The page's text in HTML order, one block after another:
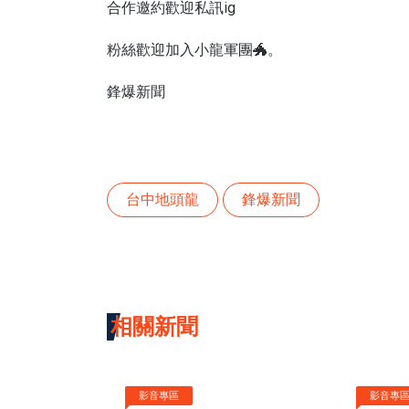
合作邀約歡迎私訊ig
粉絲歡迎加入小龍軍團🐲。
鋒爆新聞
台中地頭龍 鋒爆新聞
相關新聞
影音專區 影音專區